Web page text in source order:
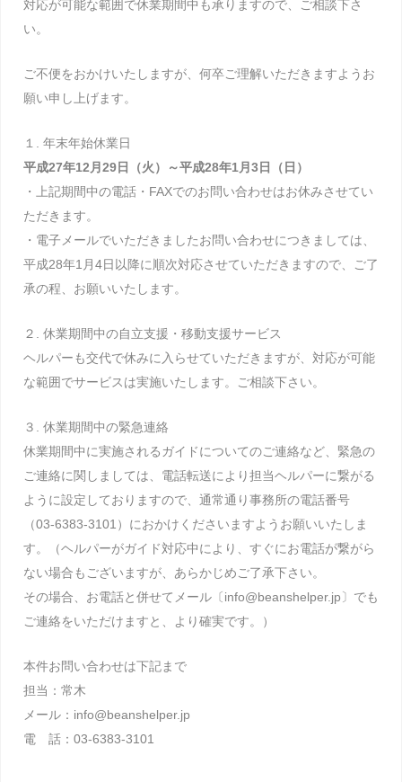
対応が可能な範囲で休業期間中も承りますので、ご相談下さ
い。
ご不便をおかけいたしますが、何卒ご理解いただきますようお
願い申し上げます。
１. 年末年始休業日
平成27年12月29日（火）～平成28年1月3日（日）
・上記期間中の電話・FAXでのお問い合わせはお休みさせてい
ただきます。
・電子メールでいただきましたお問い合わせにつきましては、
平成28年1月4日以降に順次対応させていただきますので、ご了
承の程、お願いいたします。
２. 休業期間中の自立支援・移動支援サービス
ヘルパーも交代で休みに入らせていただきますが、対応が可能
な範囲でサービスは実施いたします。ご相談下さい。
３. 休業期間中の緊急連絡
休業期間中に実施されるガイドについてのご連絡など、緊急の
ご連絡に関しましては、電話転送により担当ヘルパーに繋がる
ように設定しておりますので、通常通り事務所の電話番号
（03-6383-3101）におかけくださいますようお願いいたしま
す。（ヘルパーがガイド対応中により、すぐにお電話が繋がら
ない場合もございますが、あらかじめご了承下さい。
その場合、お電話と併せてメール〔info@beanshelper.jp〕でも
ご連絡をいただけますと、より確実です。）
本件お問い合わせは下記まで
担当：常木
メール：info@beanshelper.jp
電 話：03-6383-3101